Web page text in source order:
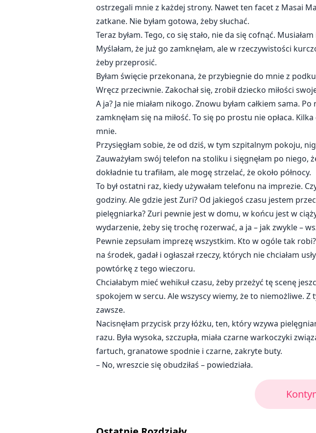
ostrzegali mnie z każdej strony. Nawet ten facet z Masai
zatkane. Nie byłam gotowa, żeby słuchać.
Teraz byłam. Tego, co się stało, nie da się cofnąć.
Myślałam, że już go zamknęłam, ale w rzeczywistości
żeby przeprosić.
Byłam święcie przekonana, że przybiegnie do mnie z
Wręcz przeciwnie. Zakochał się, zrobił dziecko miłości
A ja? Ja nie miałam nikogo. Znowu byłam całkiem sama.
zamknęłam się na miłość. To się po prostu nie opłaca.
mnie.
Przysięgłam sobie, że od dziś, w tym szpitalnym pokoju,
Zauważyłam swój telefon na stoliku i sięgnęłam po niego,
dokładnie tu trafiłam, ale mogę strzelać, że około północy.
To był ostatni raz, kiedy używałam telefonu na imprezie.
godziny. Ale gdzie jest Zuri? Od jakiegoś czasu jestem
pielęgniarka? Zuri pewnie jest w domu, w końcu jest w
wydarzenie, żeby się trochę rozerwać, a ja – jak zwykle –
Pewnie zepsułam imprezę wszystkim. Kto w ogóle tak
na środek, gadał i ogłaszał rzeczy, których nie chciałam
powtórkę z tego wieczoru.
Chciałabym mieć wehikuł czasu, żeby przeżyć tę scenę
spokojem w sercu. Ale wszyscy wiemy, że to niemożliwe.
zawsze.
Nacisnęłam przycisk przy łóżku, ten, który wzywa
razu. Była wysoka, szczupła, miała czarne warkoczyki
fartuch, granatowe spodnie i czarne, zakryte buty.
– No, wreszcie się obudziłaś – powiedziała.